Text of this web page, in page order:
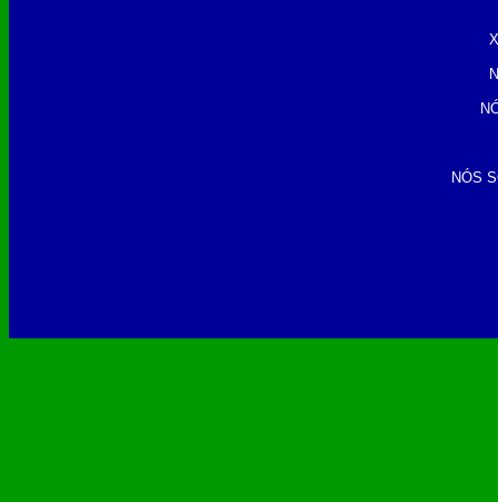
NÓS